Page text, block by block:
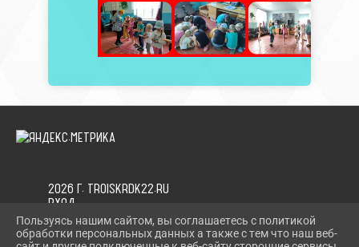
2026 Г. TROISKRDK22.RU
ВХОД
КАРТА САЙТА
ПОЛИТИКА ОБРАБОТКИ ПЕРСОНАЛЬНЫХ ДАННЫХ
Пользуясь нашим сайтом, вы соглашаетесь с политикой
обработки персональных данных а также с тем что наш веб-